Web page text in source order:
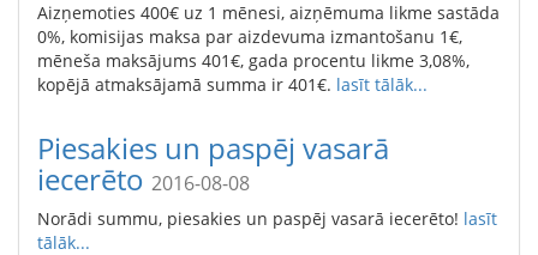
Aizņemoties 400€ uz 1 mēnesi, aizņēmuma likme sastāda
0%, komisijas maksa par aizdevuma izmantošanu 1€,
mēneša maksājums 401€, gada procentu likme 3,08%,
kopējā atmaksājamā summa ir 401€. lasīt tālāk...
Piesakies un paspēj vasarā
iecerēto 2016-08-08
Norādi summu, piesakies un paspēj vasarā iecerēto! lasīt
tālāk...